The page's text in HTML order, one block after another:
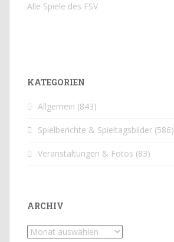
Alle Spiele des FSV
KATEGORIEN
Allgemein (843)
Spielberichte & Spieltagsbilder (586)
Veranstaltungen & Fotos (83)
ARCHIV
Archiv